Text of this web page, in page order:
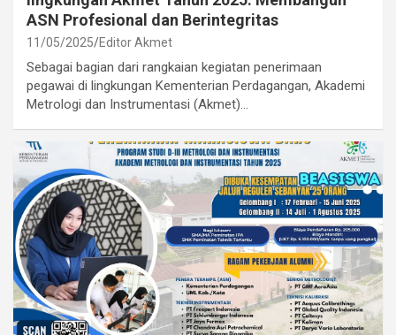
ASN Profesional dan Berintegritas
11/05/2025 Editor Akmet
Sebagai bagian dari rangkaian kegiatan penerimaan
pegawai di lingkungan Kementerian Perdagangan, Akademi
Metrologi dan Instrumentasi (Akmet)…